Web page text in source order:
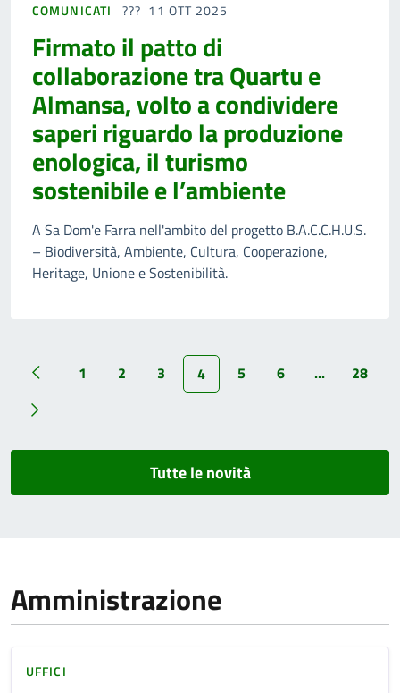
COMUNICATI 11 OTT 2025
Firmato il patto di
collaborazione tra Quartu e
Almansa, volto a condividere
saperi riguardo la produzione
enologica, il turismo
sostenibile e l’ambiente
A Sa Dom'e Farra nell'ambito del progetto B.A.C.C.H.U.S.
– Biodiversità, Ambiente, Cultura, Cooperazione,
Heritage, Unione e Sostenibilità.
1 2 3 4 5 6 ... 28
Tutte le novità
Amministrazione
UFFICI